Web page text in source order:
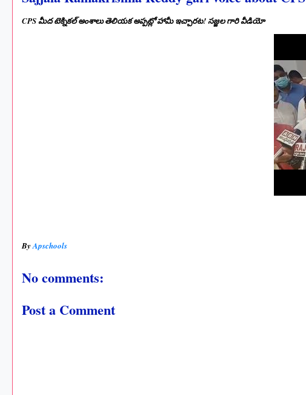
CPS మీద టెక్నికల్ అంశాలు తెలియక అప్పట్లో హామీ ఇచ్చారట! సజ్జల గారి వీడియో
ByApschools
No comments:
Post a Comment